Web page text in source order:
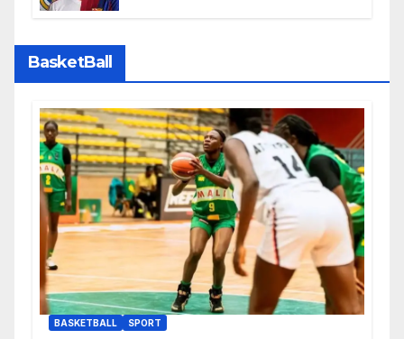
BasketBall
BASKETBALL SPORT